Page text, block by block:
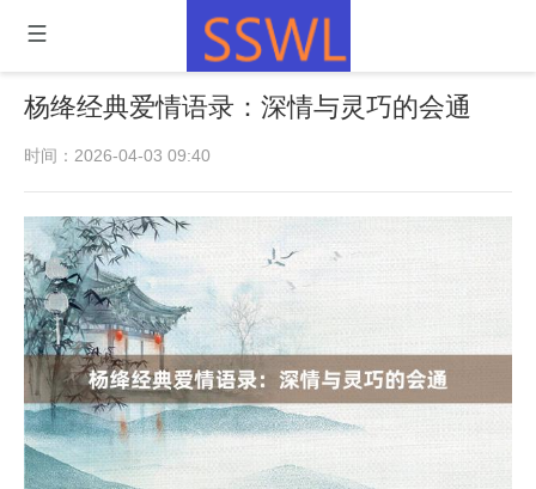
杨绛经典爱情语录：深情与灵巧的会通
时间：2026-04-03 09:40